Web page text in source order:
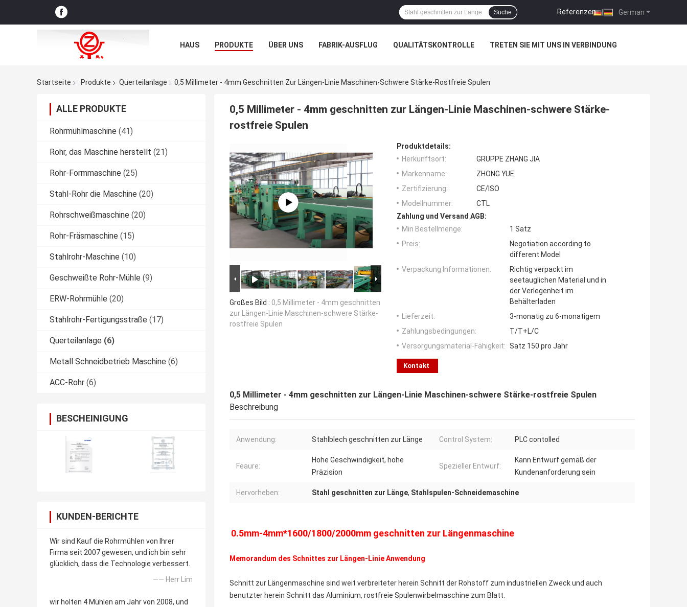
German
Referenzen |
Suche
HAUS PRODUKTE ÜBER UNS FABRIK-AUSFLUG QUALITÄTSKONTROLLE TRETEN SIE MIT UNS IN VERBINDUNG
Startseite
Produkte Querteilanlage 0,5 Millimeter - 4mm Geschnitten Zur Längen-Linie Maschinen-Schwere Stärke-Rostfreie Spulen
ALLE PRODUKTE
Rohrmühlmaschine (41)
Rohr, das Maschine herstellt (21)
Rohr-Formmaschine (25)
Stahl-Rohr die Maschine (20)
Rohrschweißmaschine (20)
Rohr-Fräsmaschine (15)
Stahlrohr-Maschine (10)
Geschweißte Rohr-Mühle (9)
ERW-Rohrmühle (20)
Stahlrohr-Fertigungsstraße (17)
Querteilanlage (6)
Metall Schneidbetrieb Maschine (6)
ACC-Rohr (6)
BESCHEINIGUNG
KUNDEN-BERICHTE
Wir sind Kauf die Rohrmühlen von Ihrer
Firma seit 2007 gewesen, und ich bin sehr
glücklich, dass die Technologie verbessert.
—— Herr Lim
wir holten 4 Mühlen am Jahr von 2008, und
0,5 Millimeter - 4mm geschnitten zur Längen-Linie Maschinen-schwere Stärke-
rostfreie Spulen
Großes Bild : 0,5 Millimeter - 4mm geschnitten
zur Längen-Linie Maschinen-schwere Stärke-
rostfreie Spulen
Produktdetails:
Herkunftsort:
GRUPPE ZHANG JIA
Markenname:
ZHONG YUE
Zertifizierung:
CE/ISO
Modellnummer:
CTL
Zahlung und Versand AGB:
Min Bestellmenge:
1 Satz
Preis:
Negotiation according to
different Model
Verpackung Informationen:
Richtig verpackt im
seetauglichen Material und in
der Verlegenheit im
Behälterladen
Lieferzeit:
3-monatig zu 6-monatigem
Zahlungsbedingungen:
T/T+L/C
Versorgungsmaterial-Fähigkeit: Satz 150 pro Jahr
Kontakt
0,5 Millimeter - 4mm geschnitten zur Längen-Linie Maschinen-schwere Stärke-rostfreie Spulen
Beschreibung
Anwendung: Stahlblech geschnitten zur Länge Control System: PLC contolled
Feaure:
Hohe Geschwindigkeit, hohe
Präzision
Spezieller Entwurf:
Kann Entwurf gemäß der
Kundenanforderung sein
Hervorheben: Stahl geschnitten zur Länge, Stahlspulen-Schneidemaschine
0.5mm-4mm*1600/1800/2000mm geschnitten zur Längenmaschine
Memorandum des Schnittes zur Längen-Linie Anwendung
Schnitt zur Längenmaschine sind weit verbreiteter herein Schnitt der Rohstoff zum industriellen Zweck und auch
benutzter herein Schnitt das Aluminium, rostfreie Spulenwirbelmaschine zum Blatt.